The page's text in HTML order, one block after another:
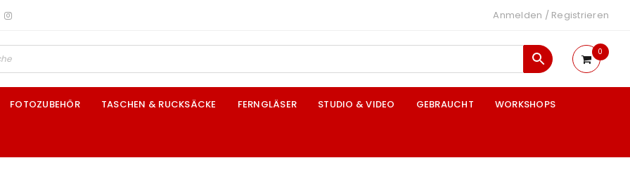
Anmelden / Registrieren
0
FOTOZUBEHÖR TASCHEN & RUCKSÄCKE FERNGLÄSER STUDIO & VIDEO GEBRAUCHT WORKSHOPS